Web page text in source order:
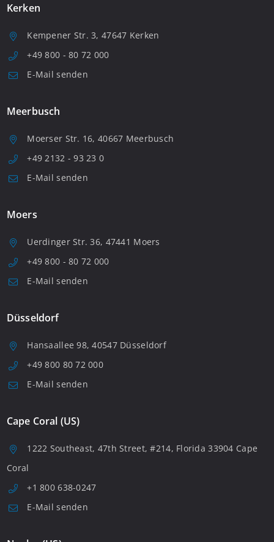
Kerken
Kempener Str. 3, 47647 Kerken
+49 800 - 80 72 000
E-Mail senden
Meerbusch
Moerser Str. 16, 40667 Meerbusch
+49 2132 - 93 23 0
E-Mail senden
Moers
Uerdinger Str. 36, 47441 Moers
+49 800 - 80 72 000
E-Mail senden
Düsseldorf
Hansaallee 98, 40547 Düsseldorf
+49 800 80 72 000
E-Mail senden
Cape Coral (US)
1222 Southeast, 47th Street, #214, Florida 33904 Cape
Coral
+1 800 638-0247
E-Mail senden